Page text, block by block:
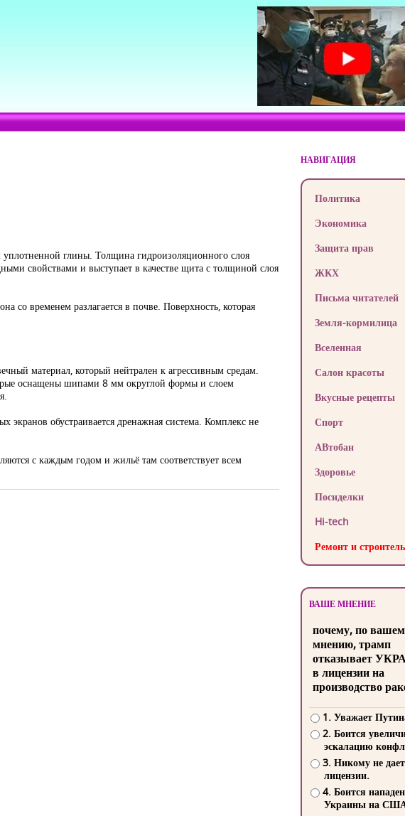
глины. Толщина гидроизоляционного слоя
свойствами и выступает в качестве щита с толщиной слоя
временем разлагается в почве. Поверхность, которая
материал, который нейтрален к агрессивным средам.
оснащены шипами 8 мм округлой формы и слоем
обустраивается дренажная система. Комплекс не
с каждым годом и жильё там соответствует всем
НАВИГАЦИЯ
Политика
Экономика
Защита прав
ЖКХ
Письма читателей
Земля-кормилица
Вселенная
Салон красоты
Вкусные рецепты
Спорт
АВтобан
Здоровье
Посиделки
Hi-tech
Ремонт и
ВАШЕ МНЕНИЕ
почему, по
мнению, трамп
отказывает
в лицензии на
производство
1. Уважает
2. Боится
эскалацию
3. Никому не
лицензии.
4. Боится
Украины на